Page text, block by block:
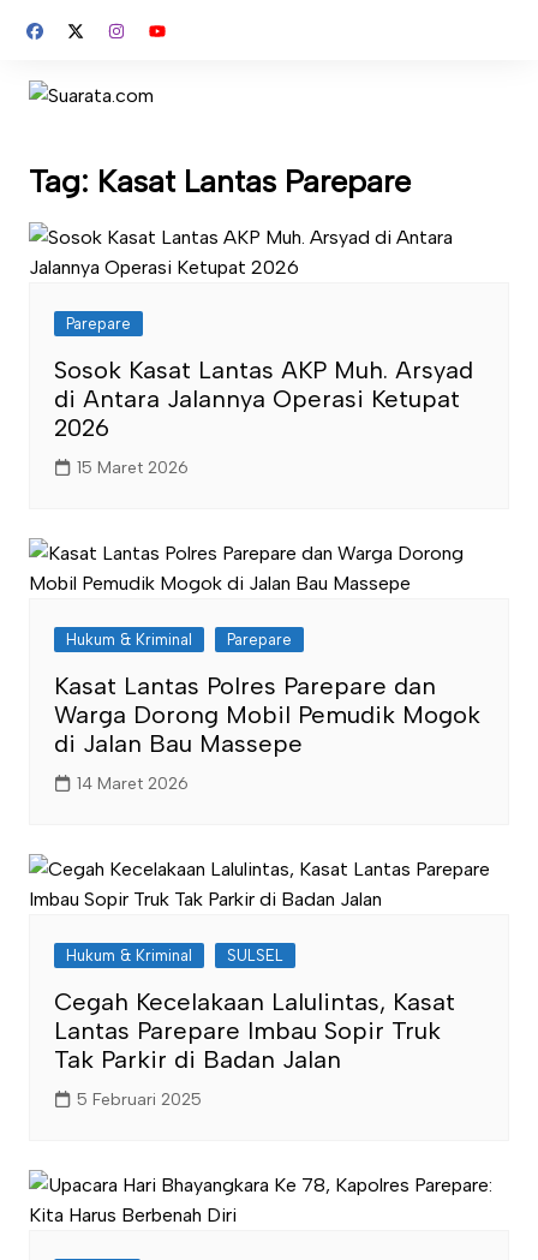
Tag: Kasat Lantas Parepare
Parepare
Sosok Kasat Lantas AKP Muh. Arsyad
di Antara Jalannya Operasi Ketupat
2026
15 Maret 2026
Hukum & Kriminal Parepare
Kasat Lantas Polres Parepare dan
Warga Dorong Mobil Pemudik Mogok
di Jalan Bau Massepe
14 Maret 2026
Hukum & Kriminal SULSEL
Cegah Kecelakaan Lalulintas, Kasat
Lantas Parepare Imbau Sopir Truk
Tak Parkir di Badan Jalan
5 Februari 2025